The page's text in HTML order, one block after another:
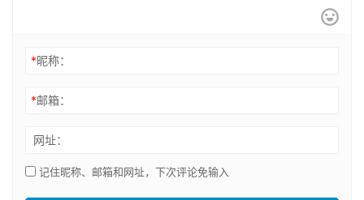
*昵称：
*邮箱：
网址：
记住昵称、邮箱和网址，下次评论免输入